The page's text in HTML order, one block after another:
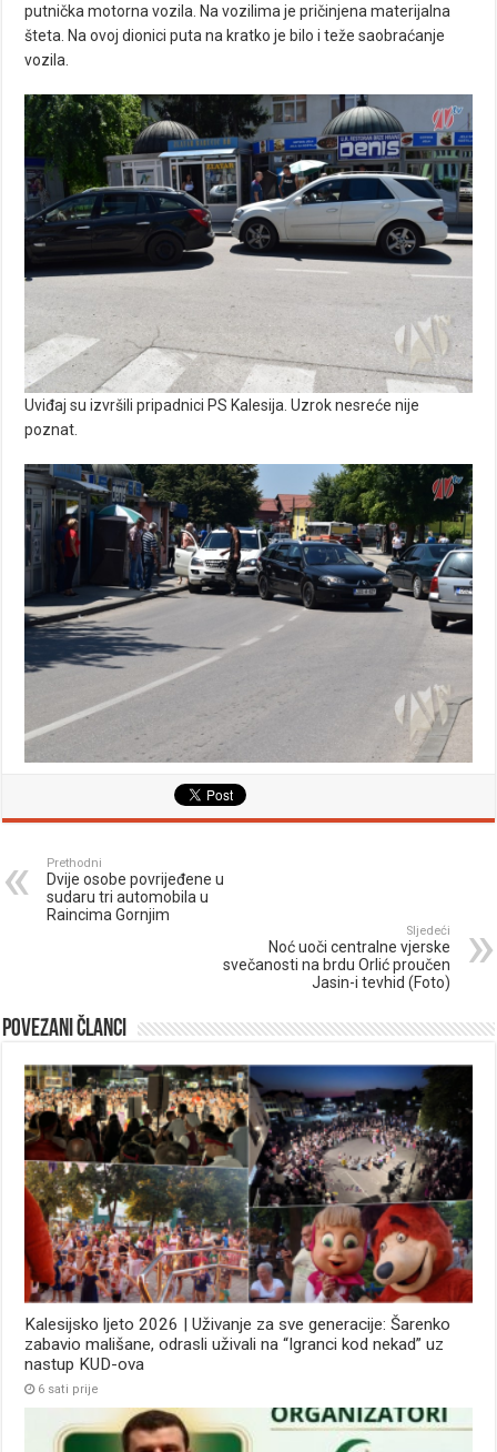
putnička motorna vozila. Na vozilima je pričinjena materijalna
šteta. Na ovoj dionici puta na kratko je bilo i teže saobraćanje
vozila.
Uviđaj su izvršili pripadnici PS Kalesija. Uzrok nesreće nije
poznat.
Prethodni
Dvije osobe povrijeđene u
sudaru tri automobila u
Raincima Gornjim
Sljedeći
Noć uoči centralne vjerske
svečanosti na brdu Orlić proučen
Jasin-i tevhid (Foto)
Povezani članci
Kalesijsko ljeto 2026 | Uživanje za sve generacije: Šarenko
zabavio mališane, odrasli uživali na “Igranci kod nekad” uz
nastup KUD-ova
6 sati prije